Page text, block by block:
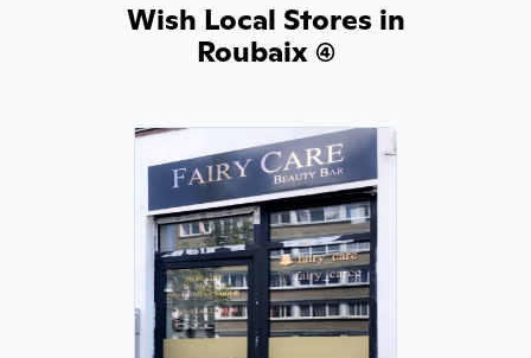
Wish Local Stores in
Roubaix (4)